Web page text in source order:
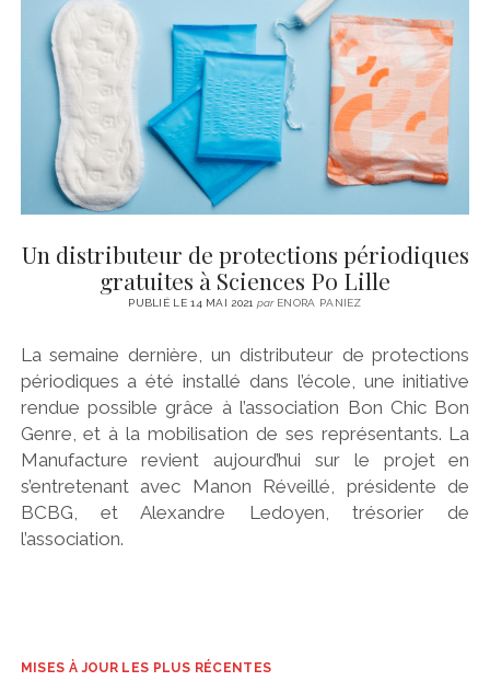
LITTÉRATURE
ÉCONOMIE
SPORT
MÉDIAS
SANTÉ
emailemail-
form
Un distributeur de protections périodiques
gratuites à Sciences Po Lille
PUBLIÉ LE 14 MAI 2021 parENORA PANIEZ
La semaine dernière, un distributeur de protections
périodiques a été installé dans l’école, une initiative
rendue possible grâce à l’association Bon Chic Bon
Genre, et à la mobilisation de ses représentants. La
Manufacture revient aujourd’hui sur le projet en
s’entretenant avec Manon Réveillé, présidente de
BCBG, et Alexandre Ledoyen, trésorier de
l’association.
MISES À JOUR LES PLUS RÉCENTES